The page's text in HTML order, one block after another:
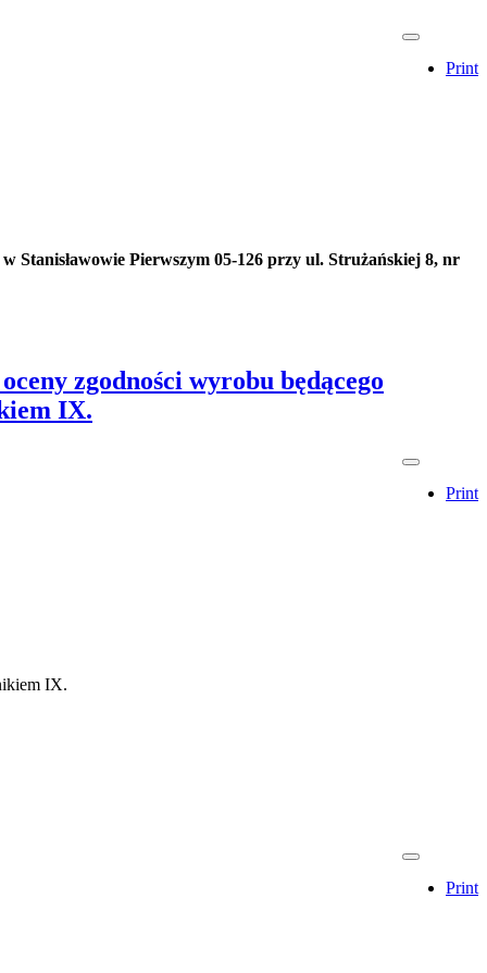
Print
Stanisławowie Pierwszym 05-126 przy ul. Strużańskiej 8, nr
zgodności wyrobu będącego
IX.
Print
IX.
Print